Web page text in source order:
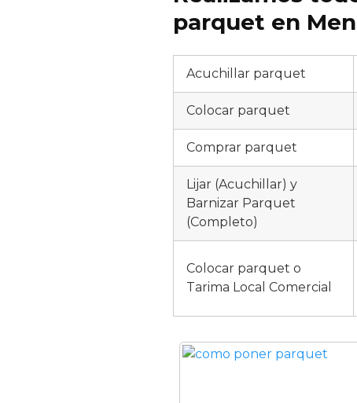
parquet en
Acuchillar parquet
Colocar parquet
Comprar parquet
Lijar (Acuchillar) y
Barnizar Parquet
(Completo)
Colocar parquet o
Tarima Local Comercial